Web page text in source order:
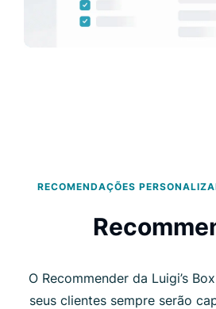
RECOMENDAÇÕES
O Recommender da Luigi’s
seus clientes sempre serão